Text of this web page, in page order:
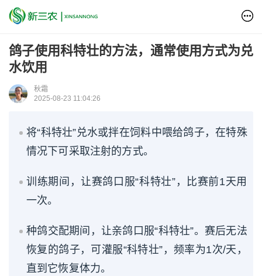
鸽子使用科特壮的方法，通常使用方式为兑
水饮用
秋霜
2025-08-23 11:04:26
将“科特壮”兑水或拌在饲料中喂给鸽子，在特殊
情况下可采取注射的方式。
训练期间，让赛鸽口服“科特壮”，比赛前1天用
一次。
种鸽交配期间，让亲鸽口服“科特壮”。赛后无法
恢复的鸽子，可灌服“科特壮”，频率为1次/天，
直到它恢复体力。